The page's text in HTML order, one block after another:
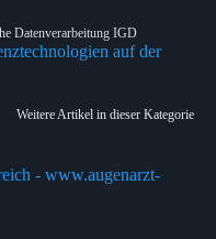
Datenverarbeitung IGD
auf der
Weitere Artikel in dieser Kategorie
- www.augenarzt-